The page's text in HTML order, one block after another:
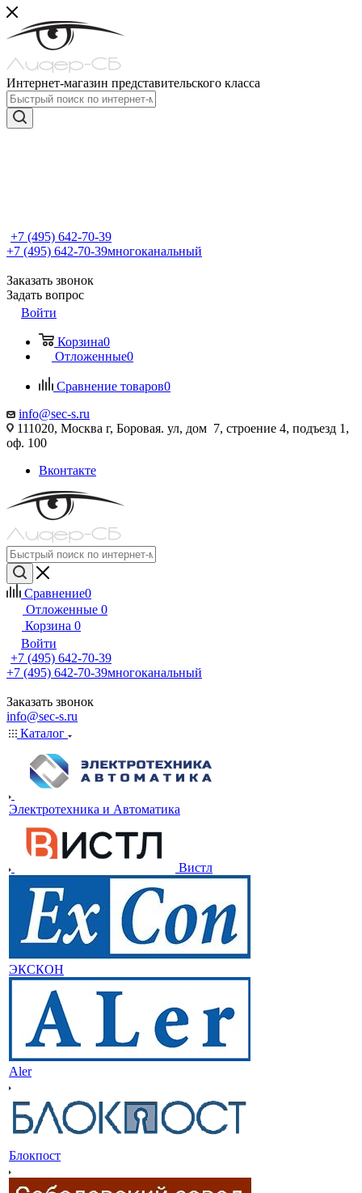
Интернет-магазин представительского класса
+7 (495) 642-70-39
+7 (495) 642-70-39многоканальный
Заказать звонок
Задать вопрос
Войти
Корзина0
Отложенные0
Сравнение товаров0
info@sec-s.ru
111020, Москва г, Боровая. ул, дом 7, строение 4, подъезд 1,
оф. 100
Вконтакте
Сравнение0
Отложенные 0
Корзина 0
Войти
+7 (495) 642-70-39
+7 (495) 642-70-39многоканальный
Заказать звонок
info@sec-s.ru
Каталог
Электротехника и Автоматика
Вистл
ЭКСКОН
Aler
Блокпост